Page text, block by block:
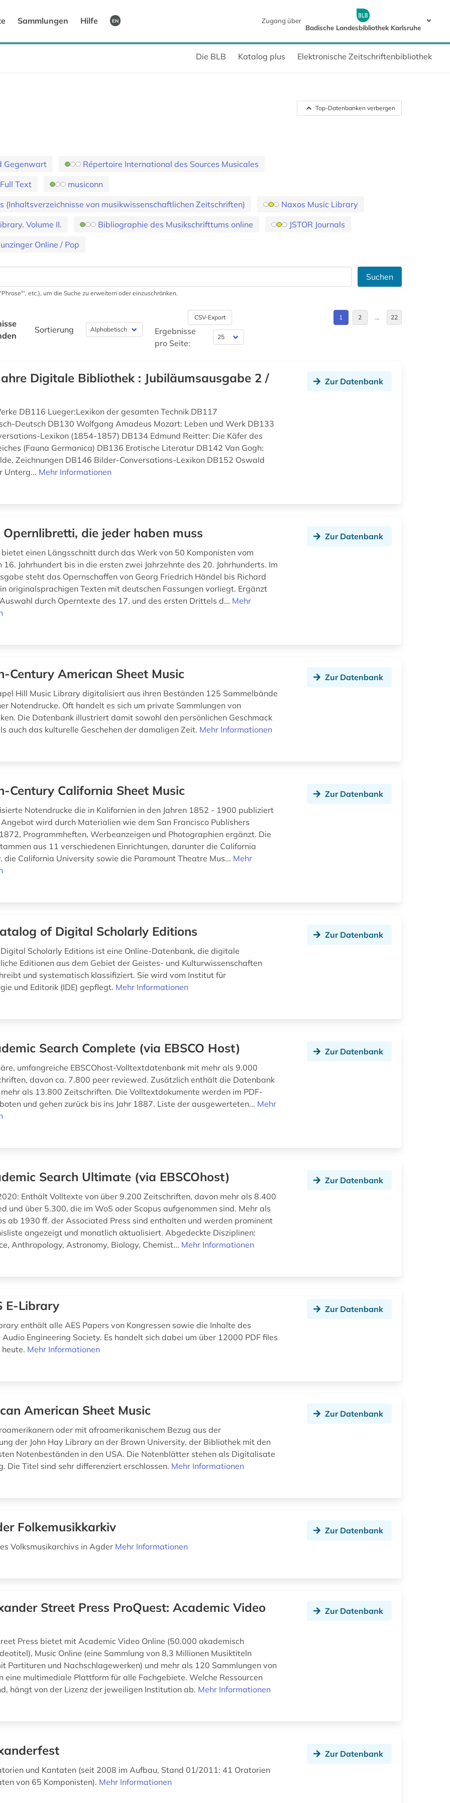
Sammlungen Hilfe EN
Zugang über
Badische Landesbibliothek Karlsruhe
Die BLB Katalog plus Elektronische Zeitschriftenbibliothek
Top-Datenbanken verbergen
Gegenwart
Répertoire International des Sources Musicales
Text
musiconn
(Inhaltsverzeichnisse von musikwissenschaftlichen Zeitschriften)
Naxos Music Library
Volume II. Bibliographie des Musikschrifttums online
JSTOR Journals
Online / Pop
Suchen
etc.), um die Suche zu erweitern oder einzuschränken.
Sortierung
CSV-Export
Ergebnisse
pro Seite:
1 2 … 22
Digitale Bibliothek : Jubiläumsausgabe 2 /
DB116 Lueger:Lexikon der gesamten Technik DB117
Deutsch DB130 Wolfgang Amadeus Mozart: Leben und Werk DB133
Lexikon (1854-1857) DB134 Edmund Reitter: Die Käfer des
(Fauna Germanica) DB136 Erotische Literatur DB142 Van Gogh:
Zeichnungen DB146 Bilder-Conversations-Lexikon DB152 Oswald
Unterg... Mehr Informationen
Zur Datenbank
Opernlibretti, die jeder haben muss
bietet einen Längsschnitt durch das Werk von 50 Komponisten vom
16. Jahrhundert bis in die ersten zwei Jahrzehnte des 20. Jahrhunderts. Im
steht das Opernschaffen von Georg Friedrich Händel bis Richard
originalsprachigen Texten mit deutschen Fassungen vorliegt. Ergänzt
durch Operntexte des 17. und des ersten Drittels d... Mehr
Zur Datenbank
Century American Sheet Music
Hill Music Library digitalisiert aus ihren Beständen 125 Sammelbände
Notendrucke. Oft handelt es sich um private Sammlungen von
Die Datenbank illustriert damit sowohl den persönlichen Geschmack
auch das kulturelle Geschehen der damaligen Zeit. Mehr Informationen
Zur Datenbank
Century California Sheet Music
Notendrucke die in Kalifornien in den Jahren 1852 - 1900 publiziert
wird durch Materialien wie dem San Francisco Publishers
Programmheften, Werbeanzeigen und Photographien ergänzt. Die
aus 11 verschiedenen Einrichtungen, darunter die California
die California University sowie die Paramount Theatre Mus... Mehr
Zur Datenbank
of Digital Scholarly Editions
Scholarly Editions ist eine Online-Datenbank, die digitale
Editionen aus dem Gebiet der Geistes- und Kulturwissenschaften
und systematisch klassifiziert. Sie wird vom Institut für
und Editorik (IDE) gepflegt. Mehr Informationen
Zur Datenbank
Search Complete (via EBSCO Host)
umfangreiche EBSCOhost-Volltextdatenbank mit mehr als 9.000
davon ca. 7.800 peer reviewed. Zusätzlich enthält die Datenbank
als 13.800 Zeitschriften. Die Volltextdokumente werden im PDF-
und gehen zurück bis ins Jahr 1887. Liste der ausgewerteten... Mehr
Zur Datenbank
Search Ultimate (via EBSCOhost)
Enthält Volltexte von über 9.200 Zeitschriften, davon mehr als 8.400
und über 5.300, die im WoS oder Scopus aufgenommen sind. Mehr als
ab 1930 ff. der Associated Press sind enthalten und werden prominent
angezeigt und monatlich aktualisiert. Abgedeckte Disziplinen:
Anthropology, Astronomy, Biology, Chemist... Mehr Informationen
Zur Datenbank
E-Library
enthält alle AES Papers von Kongressen sowie die Inhalte des
Audio Engineering Society. Es handelt sich dabei um über 12000 PDF files
Mehr Informationen
Zur Datenbank
American Sheet Music
oder mit afroamerikanischem Bezug aus der
der John Hay Library an der Brown University, der Bibliothek mit den
Notenbeständen in den USA. Die Notenblätter stehen als Digitalisate
Die Titel sind sehr differenziert erschlossen. Mehr Informationen
Zur Datenbank
Folkemusikkarkiv
Volksmusikarchivs in Agder Mehr Informationen
Zur Datenbank
Street Press ProQuest: Academic Video
Press bietet mit Academic Video Online (50.000 akademisch
Music Online (eine Sammlung von 8,3 Millionen Musiktiteln
Partituren und Nachschlagewerken) und mehr als 120 Sammlungen von
eine multimediale Plattform für alle Fachgebiete. Welche Ressourcen
hängt von der Lizenz der jeweiligen Institution ab. Mehr Informationen
Zur Datenbank
und Kantaten (seit 2008 im Aufbau, Stand 01/2011: 41 Oratorien
von 65 Komponisten). Mehr Informationen
Zur Datenbank